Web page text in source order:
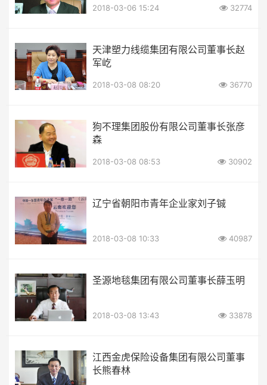
2018-03-06 15:24 32774
天津塑力线缆集团有限公司董事长赵
军屹
2018-03-08 08:20 36770
狗不理集团股份有限公司董事长张彦
森
2018-03-08 08:53 30902
辽宁省朝阳市青年企业家刘子铖
2018-03-08 10:33 40987
圣源地毯集团有限公司董事长薛玉明
2018-03-08 13:43 33878
江西金虎保险设备集团有限公司董事
长熊春林